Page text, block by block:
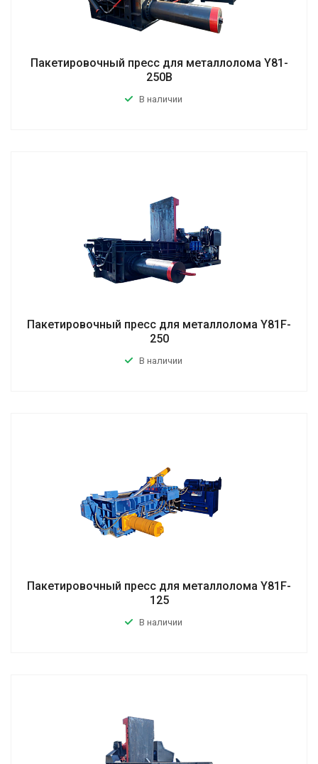
Пакетировочный пресс для металлолома Y81-
250B
В наличии
Пакетировочный пресс для металлолома Y81F-
250
В наличии
Пакетировочный пресс для металлолома Y81F-
125
В наличии